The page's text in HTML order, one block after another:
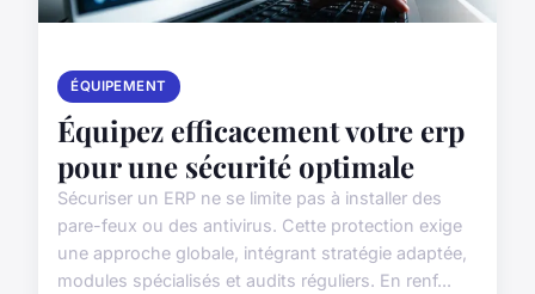
ÉQUIPEMENT
Équipez efficacement votre erp
pour une sécurité optimale
Sécuriser un ERP ne se limite pas à installer des
pare-feux ou des antivirus. Cette protection exige
une approche globale, intégrant stratégie adaptée,
modules spécialisés et audits réguliers. En renf...